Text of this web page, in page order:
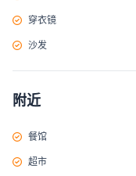
穿衣镜
沙发
附近
餐馆
超市